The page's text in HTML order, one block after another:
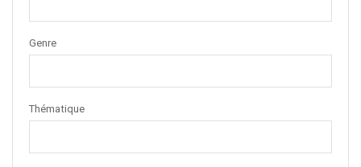
Genre
Thématique